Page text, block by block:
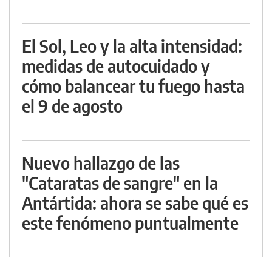
El Sol, Leo y la alta intensidad:
medidas de autocuidado y
cómo balancear tu fuego hasta
el 9 de agosto
Nuevo hallazgo de las
"Cataratas de sangre" en la
Antártida: ahora se sabe qué es
este fenómeno puntualmente